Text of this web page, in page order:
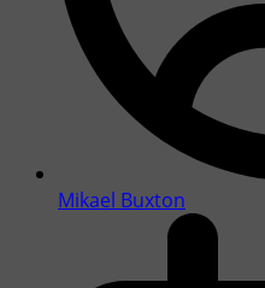
Mikael Buxton